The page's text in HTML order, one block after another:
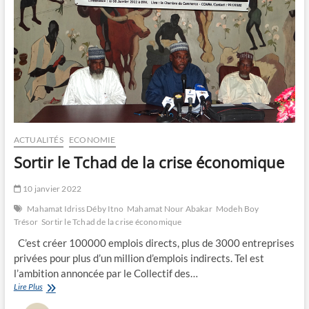
ACTUALITÉS ECONOMIE
Sortir le Tchad de la crise économique
10 janvier 2022
Mahamat Idriss Déby Itno Mahamat Nour Abakar Modeh Boy
Trésor Sortir le Tchad de la crise économique
C’est créer 100000 emplois directs, plus de 3000 entreprises
privées pour plus d’un million d’emplois indirects. Tel est
l’ambition annoncée par le Collectif des…
Lire PlusSortir